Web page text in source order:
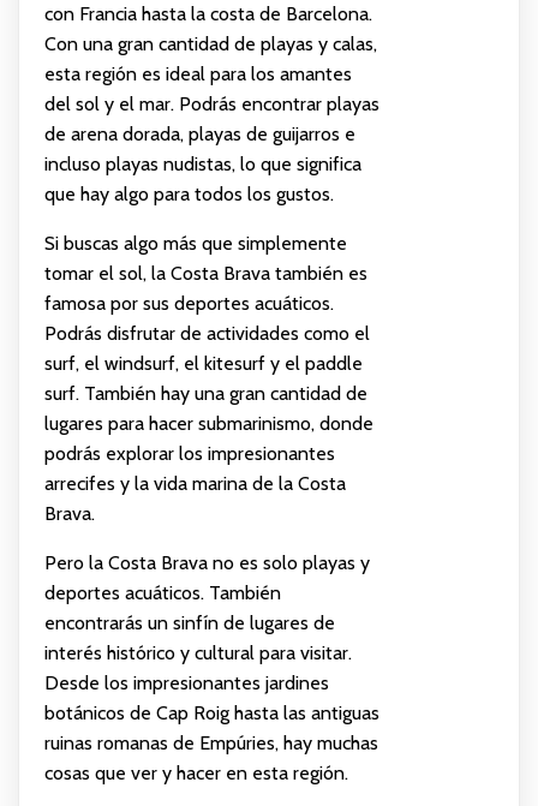
con Francia hasta la costa de Barcelona.
Con una gran cantidad de playas y calas,
esta región es ideal para los amantes
del sol y el mar. Podrás encontrar playas
de arena dorada, playas de guijarros e
incluso playas nudistas, lo que significa
que hay algo para todos los gustos.
Si buscas algo más que simplemente
tomar el sol, la Costa Brava también es
famosa por sus deportes acuáticos.
Podrás disfrutar de actividades como el
surf, el windsurf, el kitesurf y el paddle
surf. También hay una gran cantidad de
lugares para hacer submarinismo, donde
podrás explorar los impresionantes
arrecifes y la vida marina de la Costa
Brava.
Pero la Costa Brava no es solo playas y
deportes acuáticos. También
encontrarás un sinfín de lugares de
interés histórico y cultural para visitar.
Desde los impresionantes jardines
botánicos de Cap Roig hasta las antiguas
ruinas romanas de Empúries, hay muchas
cosas que ver y hacer en esta región.